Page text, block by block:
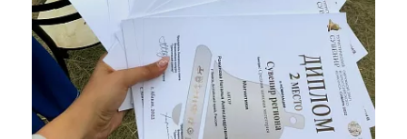
Коллекция впечатлений
Другие рубрики